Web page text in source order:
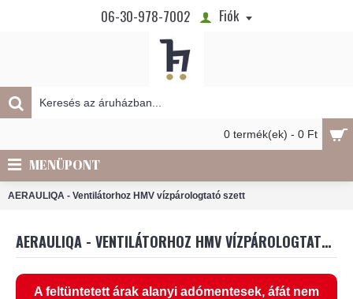
06-30-978-7002 Fiók
0 termék(ek) - 0 Ft
MENÜPONT
AERAULIQA - Ventilátorhoz HMV vízpárologtató szett
AERAULIQA - VENTILÁTORHOZ HMV VÍZPÁROLOGTATÓ SZETT
A feltüntetett árak alanyi adómentesek, áfát nem